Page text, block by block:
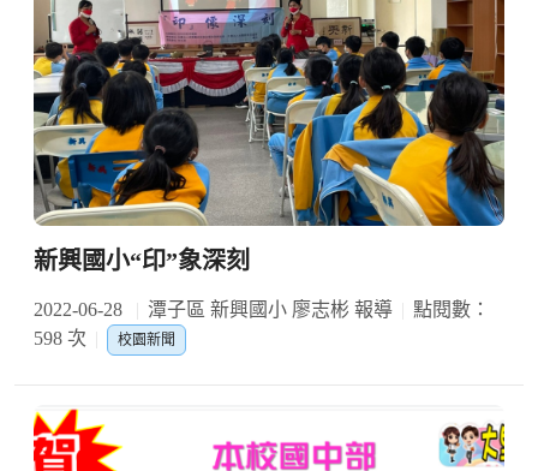
新興國小“印”象深刻
2022-06-28 潭子區 新興國小 廖志彬 報導
點閱數：
598 次
校園新聞